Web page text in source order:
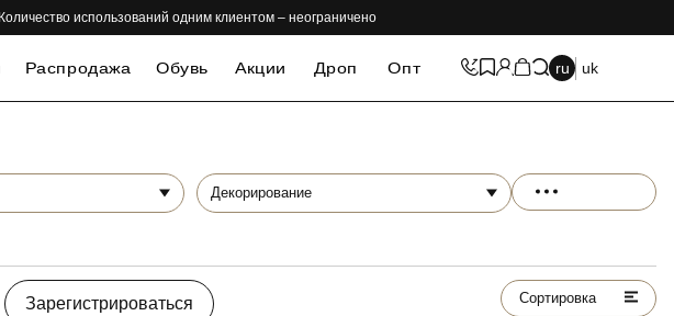
использований одним клиентом – неограничено
Распродажа Обувь Акции Дроп Опт ru uk
Декорирование
Зарегистрироваться Сортировка